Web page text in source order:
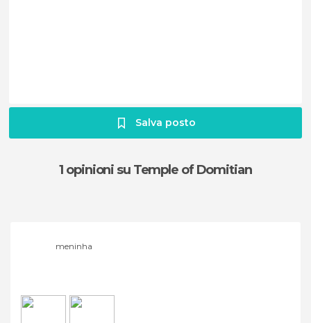
Salva posto
1 opinioni su Temple of Domitian
meninha